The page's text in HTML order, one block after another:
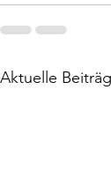
Aktuelle